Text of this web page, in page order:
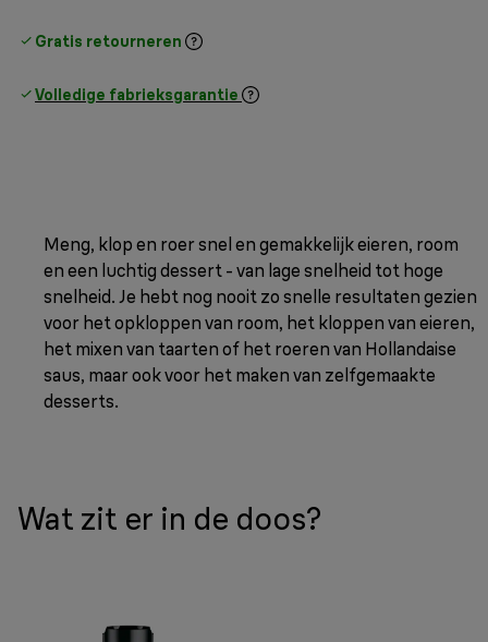
Gratis retourneren
Volledige fabrieksgarantie
Meng, klop en roer snel en gemakkelijk eieren, room
en een luchtig dessert - van lage snelheid tot hoge
snelheid. Je hebt nog nooit zo snelle resultaten gezien
voor het opkloppen van room, het kloppen van eieren,
het mixen van taarten of het roeren van Hollandaise
saus, maar ook voor het maken van zelfgemaakte
desserts.
Wat zit er in de doos?